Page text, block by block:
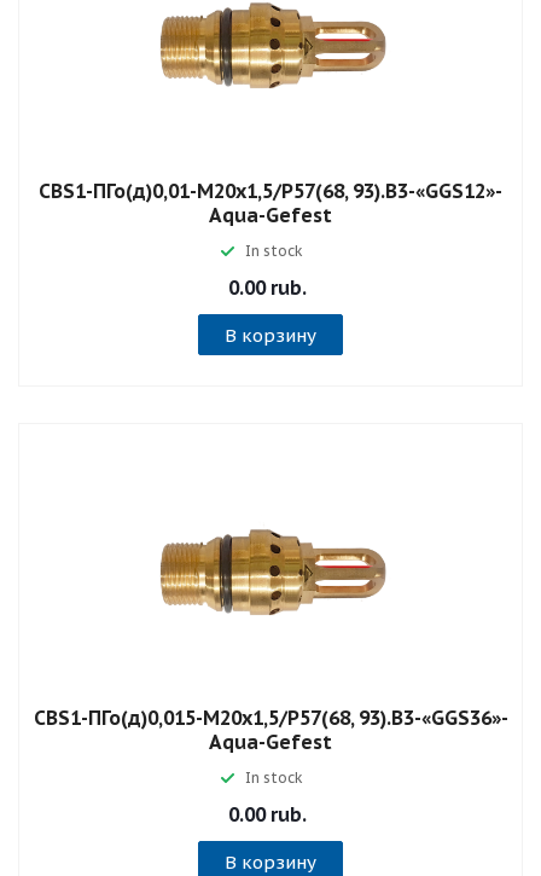
СВS1-ПГо(д)0,01-М20х1,5/Р57(68, 93).В3-«GGS12»-
Aqua-Gefest
In stock
0.00 rub.
В корзину
СВS1-ПГо(д)0,015-М20х1,5/Р57(68, 93).В3-«GGS36»-
Aqua-Gefest
In stock
0.00 rub.
В корзину